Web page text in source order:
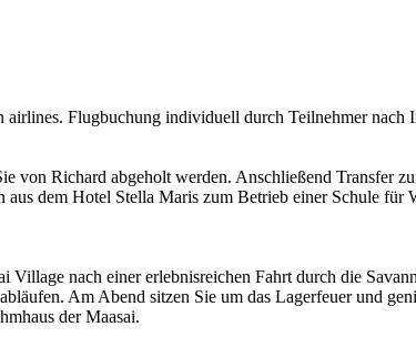
Flugbuchung individuell durch Teilnehmer nach
Richard abgeholt werden. Anschließend Transfer
dem Hotel Stella Maris zum Betrieb einer Schule für
nach einer erlebnisreichen Fahrt durch die
Am Abend sitzen Sie um das Lagerfeuer und
der Maasai.